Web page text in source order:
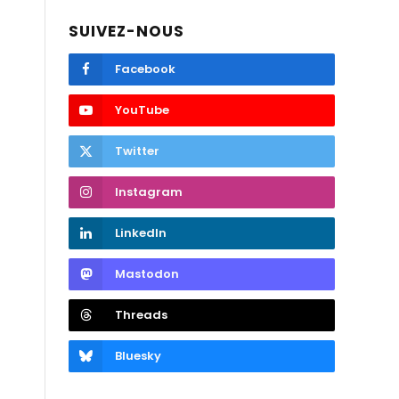
SUIVEZ-NOUS
Facebook
YouTube
Twitter
Instagram
LinkedIn
Mastodon
Threads
Bluesky